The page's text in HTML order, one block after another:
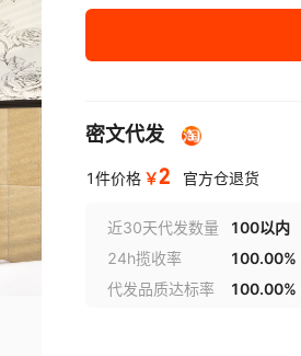
密文代发
1件价格 ￥2 官方仓退货
近30天代发数量 100以内
24h揽收率
100.00%
代发品质达标率
100.00%